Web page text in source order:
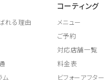
れる理由
ム
コーティング
メニュー
ご予約
対応店舗一覧
料金表
ビフォーアフター